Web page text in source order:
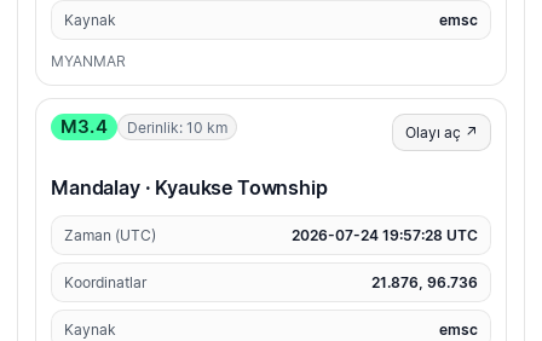
Kaynak emsc
MYANMAR
M3.4 Derinlik: 10 km Olayı aç ↗
Mandalay · Kyaukse Township
Zaman (UTC) 2026-07-24 19:57:28 UTC
Koordinatlar 21.876, 96.736
Kaynak emsc